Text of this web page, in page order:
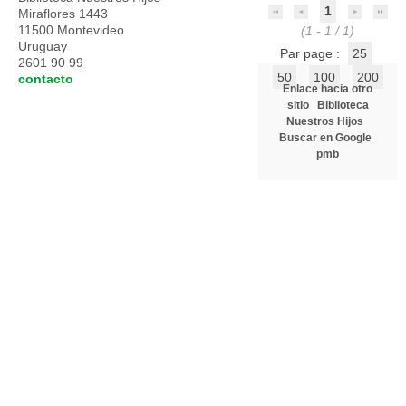
1
(1 - 1 / 1)
Par page :
25
50
100 200
Enlace hacia otro
sitio
Biblioteca
Nuestros Hijos
Buscar en Google
pmb
Miraflores 1443
11500 Montevideo
Uruguay
2601 90 99
contacto